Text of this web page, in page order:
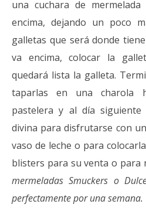
una cuchara de
encima, dejando un poco
galletas que será donde
va encima, colocar la
quedará lista la galleta.
taparlas en una charola
pastelera y al día
divina para disfrutarse con
vaso de leche o para
blisters para su venta o para
mermeladas Smuckers o
perfectamente por una semana.